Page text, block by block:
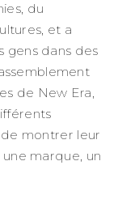
du
et a
gens dans des
de New Era,
de montrer leur
marque, un